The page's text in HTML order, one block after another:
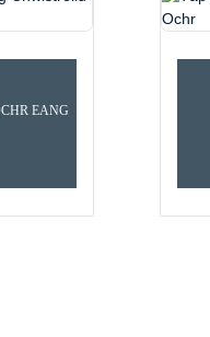
TÂP
EANG